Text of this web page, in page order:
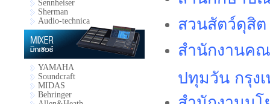
Sennheiser
Sherman
Audio-technica
YAMAHA
Soundcraft
MIDAS
Behringer
สวนสัตว์ดุสิต
สำนักงานค
ปทุมวัน กรุง